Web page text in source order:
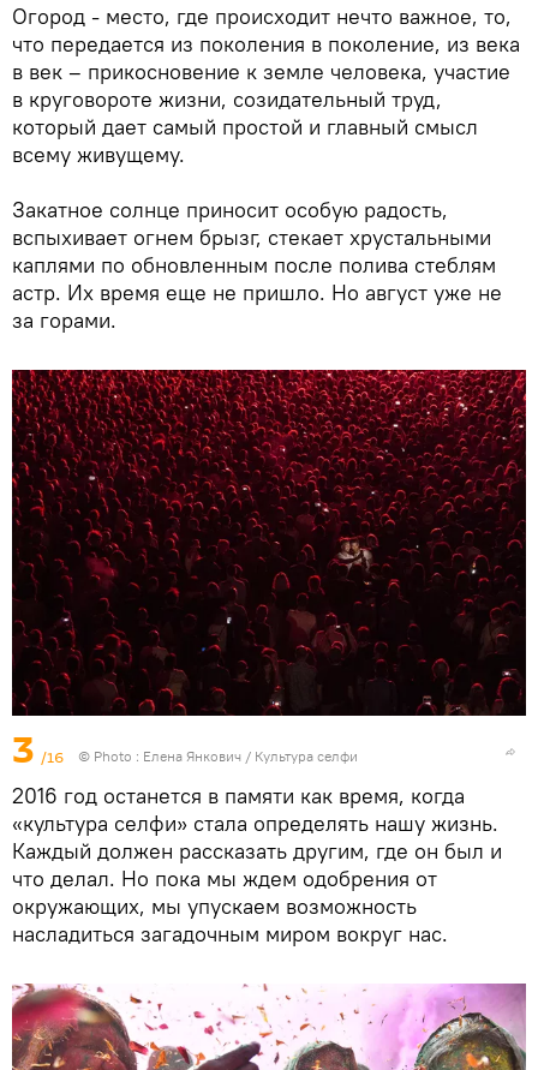
Огород - место, где происходит нечто важное, то,
что передается из поколения в поколение, из века
в век – прикосновение к земле человека, участие
в круговороте жизни, созидательный труд,
который дает самый простой и главный смысл
всему живущему.
Закатное солнце приносит особую радость,
вспыхивает огнем брызг, стекает хрустальными
каплями по обновленным после полива стеблям
астр. Их время еще не пришло. Но август уже не
за горами.
3 /16 © Photo : Елена Янкович / Культура селфи
2016 год останется в памяти как время, когда
«культура селфи» стала определять нашу жизнь.
Каждый должен рассказать другим, где он был и
что делал. Но пока мы ждем одобрения от
окружающих, мы упускаем возможность
насладиться загадочным миром вокруг нас.